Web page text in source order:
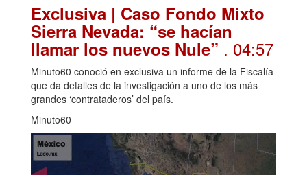
Exclusiva | Caso Fondo Mixto
Sierra Nevada: “se hacían
llamar los nuevos Nule” . 04:57
Minuto60 conoció en exclusiva un informe de la Fiscalía
que da detalles de la investigación a uno de los más
grandes ‘contrataderos’ del país.
Minuto60